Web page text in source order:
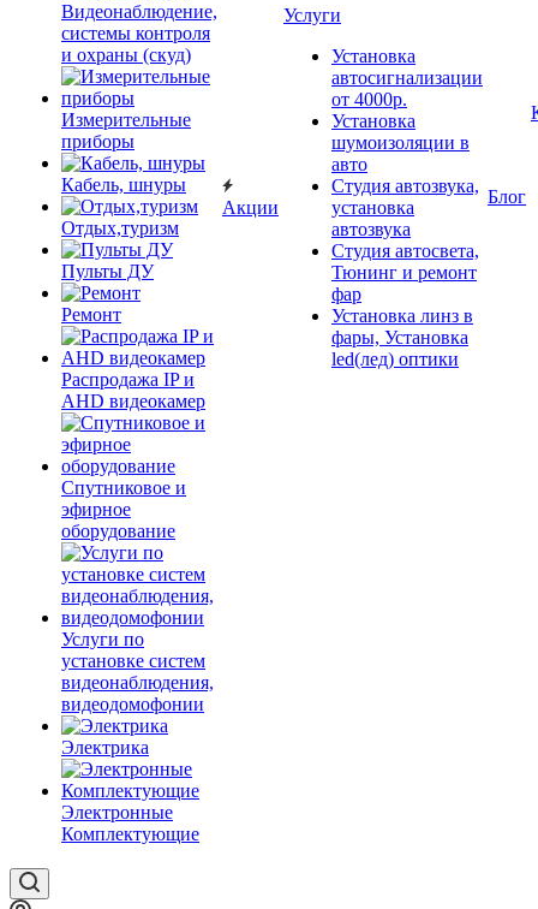
Видеонаблюдение,
системы контроля
и охраны (скуд)
Измерительные
приборы
Кабель, шнуры
Отдых,туризм
Пульты ДУ
Ремонт
Распродажа IP и
AHD видеокамер
Спутниковое и
эфирное
оборудование
Услуги по
установке систем
видеонаблюдения,
видеодомофонии
Электрика
Электронные
Комплектующие
Акции
Услуги
Установка
автосигнализации
от 4000р.
Установка
шумоизоляции в
авто
Студия автозвука,
установка
автозвука
Студия автосвета,
Тюнинг и ремонт
фар
Установка линз в
фары, Установка
led(лед) оптики
Блог